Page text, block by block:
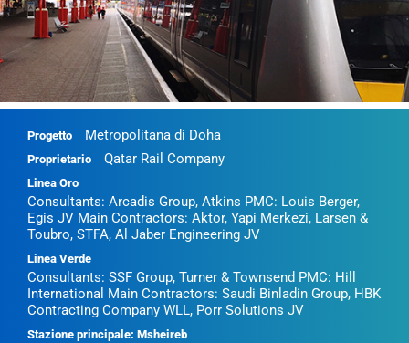
Progetto Metropolitana di Doha
Proprietario Qatar Rail Company
Linea Oro
Consultants: Arcadis Group, Atkins PMC: Louis Berger,
Egis JV Main Contractors: Aktor, Yapi Merkezi, Larsen &
Toubro, STFA, Al Jaber Engineering JV
Linea Verde
Consultants: SSF Group, Turner & Townsend PMC: Hill
International Main Contractors: Saudi Binladin Group, HBK
Contracting Company WLL, Porr Solutions JV
Stazione principale: Msheireb